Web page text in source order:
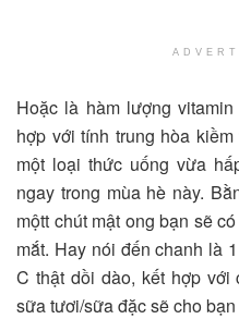
Hoặc là hàm lượng
hợp với tính trung hòa
một loại thức uống vừa
ngay trong mùa hè này.
mộtt chút mật ong bạn sẽ
mắt. Hay nói đến chanh là
C thật dồi dào, kết hợp
sữa tươi/sữa đặc sẽ cho